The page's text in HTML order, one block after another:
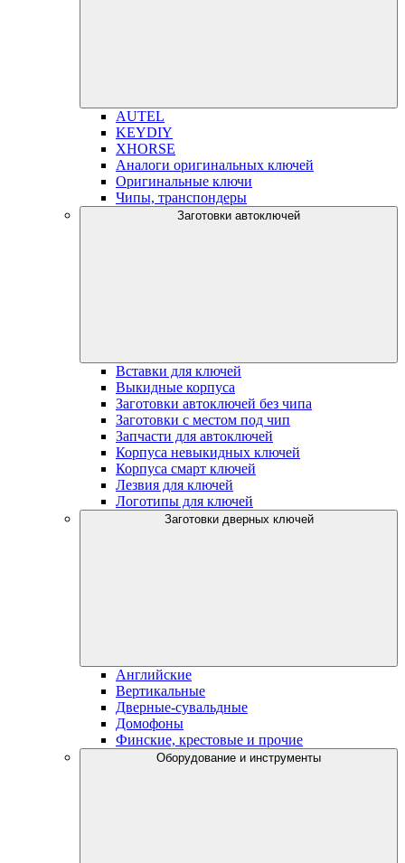
AUTEL
KEYDIY
XHORSE
Аналоги оригинальных ключей
Оригинальные ключи
Чипы, транспондеры
Заготовки автоключей
Вставки для ключей
Выкидные корпуса
Заготовки автоключей без чипа
Заготовки с местом под чип
Запчасти для автоключей
Корпуса невыкидных ключей
Корпуса смарт ключей
Лезвия для ключей
Логотипы для ключей
Заготовки дверных ключей
Английские
Вертикальные
Дверные-сувальдные
Домофоны
Финские, крестовые и прочие
Оборудование и инструменты